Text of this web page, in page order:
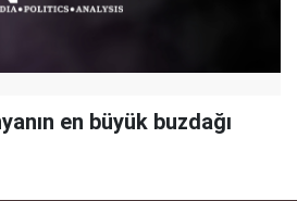
en büyük buzdağı